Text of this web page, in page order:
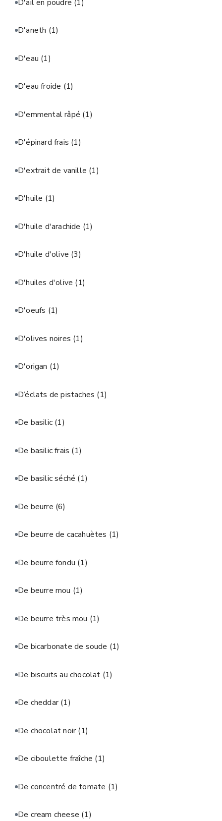
D'ail en poudre (1)
D'aneth (1)
D'eau (1)
D'eau froide (1)
D'emmental râpé (1)
D'épinard frais (1)
D'extrait de vanille (1)
D'huile (1)
D'huile d'arachide (1)
D'huile d'olive (3)
D'huiles d'olive (1)
D'oeufs (1)
D'olives noires (1)
D'origan (1)
D’éclats de pistaches (1)
De basilic (1)
De basilic frais (1)
De basilic séché (1)
De beurre (6)
De beurre de cacahuètes (1)
De beurre fondu (1)
De beurre mou (1)
De beurre très mou (1)
De bicarbonate de soude (1)
De biscuits au chocolat (1)
De cheddar(1)
De chocolat noir(1)
De ciboulette fraîche (1)
De concentré de tomate (1)
De cream cheese (1)